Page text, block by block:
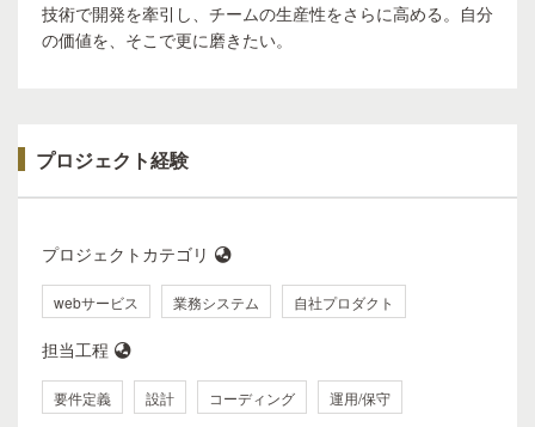
技術で開発を牽引し、チームの生産性をさらに高める。自分
の価値を、そこで更に磨きたい。
プロジェクト経験
プロジェクトカテゴリ
webサービス 業務システム 自社プロダクト
担当工程
要件定義 設計 コーディング 運用/保守